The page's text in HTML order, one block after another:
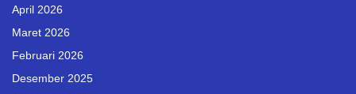
April 2026
Maret 2026
Februari 2026
Desember 2025